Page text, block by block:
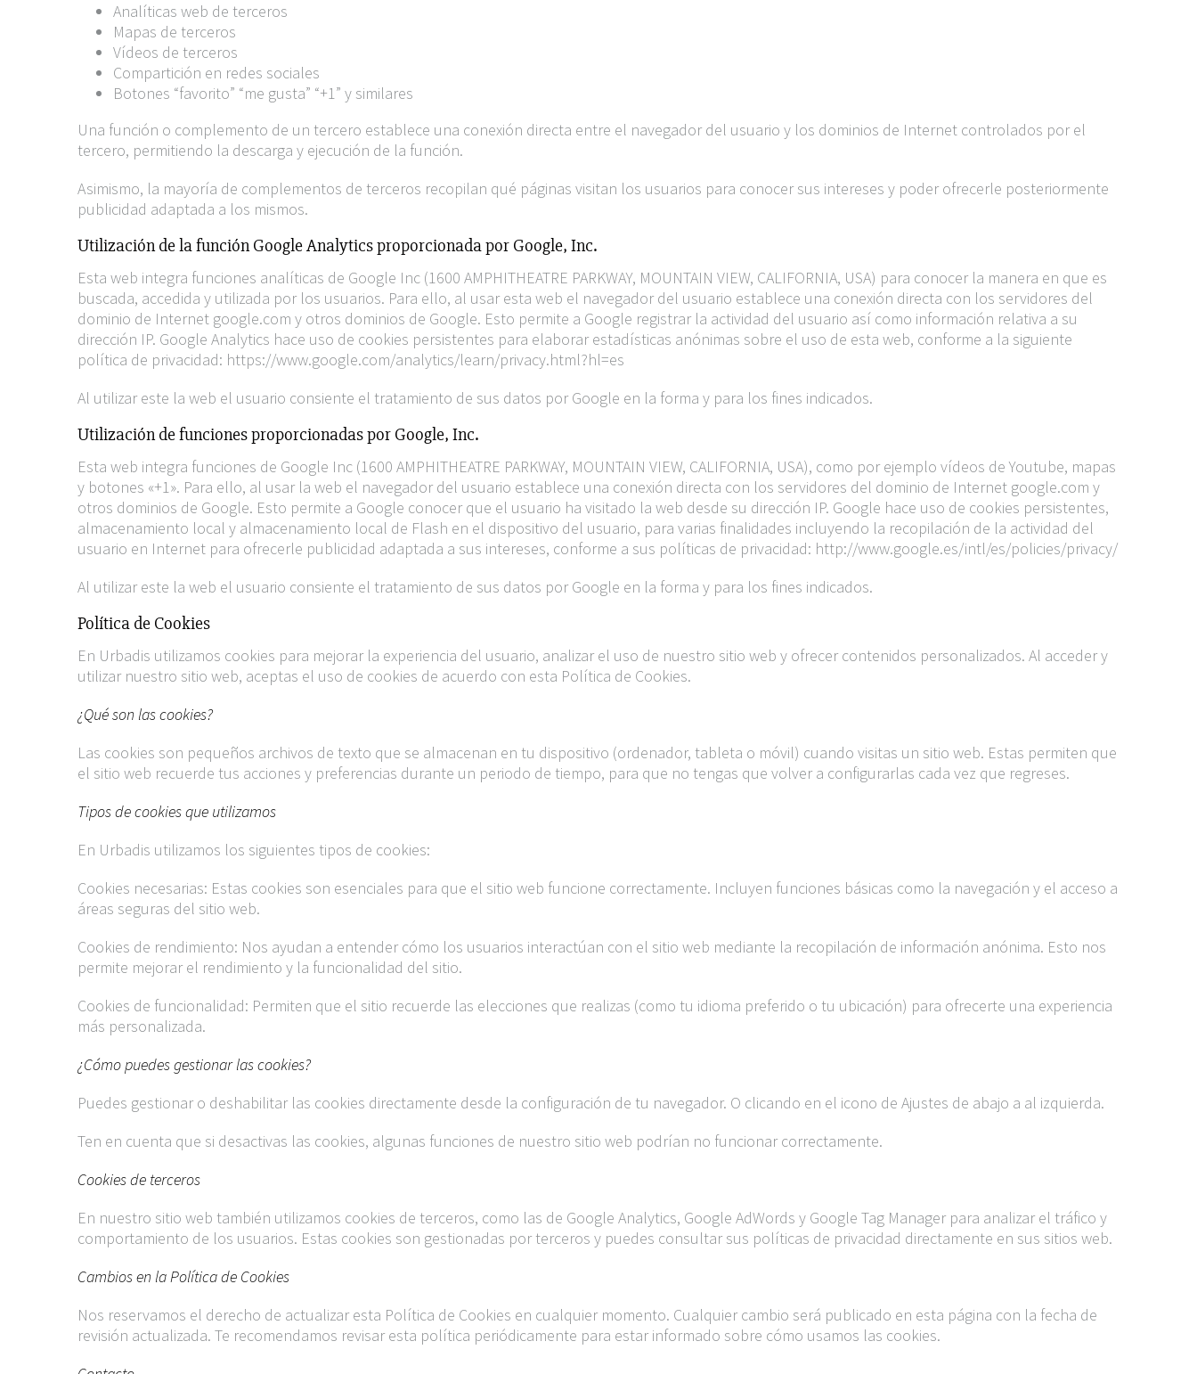
Analíticas web de terceros
Mapas de terceros
Vídeos de terceros
Compartición en redes sociales
Botones “favorito” “me gusta” “+1” y similares
Una función o complemento de un tercero establece una conexión directa entre el navegador del usuario y los dominios de Internet controlados por el
tercero, permitiendo la descarga y ejecución de la función.
Asimismo, la mayoría de complementos de terceros recopilan qué páginas visitan los usuarios para conocer sus intereses y poder ofrecerle posteriormente
publicidad adaptada a los mismos.
Utilización de la función Google Analytics proporcionada por Google, Inc.
Esta web integra funciones analíticas de Google Inc (1600 AMPHITHEATRE PARKWAY, MOUNTAIN VIEW, CALIFORNIA, USA) para conocer la manera en que es
buscada, accedida y utilizada por los usuarios. Para ello, al usar esta web el navegador del usuario establece una conexión directa con los servidores del
dominio de Internet google.com y otros dominios de Google. Esto permite a Google registrar la actividad del usuario así como información relativa a su
dirección IP. Google Analytics hace uso de cookies persistentes para elaborar estadísticas anónimas sobre el uso de esta web, conforme a la siguiente
política de privacidad: https://www.google.com/analytics/learn/privacy.html?hl=es
Al utilizar este la web el usuario consiente el tratamiento de sus datos por Google en la forma y para los fines indicados.
Utilización de funciones proporcionadas por Google, Inc.
Esta web integra funciones de Google Inc (1600 AMPHITHEATRE PARKWAY, MOUNTAIN VIEW, CALIFORNIA, USA), como por ejemplo vídeos de Youtube, mapas
y botones «+1». Para ello, al usar la web el navegador del usuario establece una conexión directa con los servidores del dominio de Internet google.com y
otros dominios de Google. Esto permite a Google conocer que el usuario ha visitado la web desde su dirección IP. Google hace uso de cookies persistentes,
almacenamiento local y almacenamiento local de Flash en el dispositivo del usuario, para varias finalidades incluyendo la recopilación de la actividad del
usuario en Internet para ofrecerle publicidad adaptada a sus intereses, conforme a sus políticas de privacidad: http://www.google.es/intl/es/policies/privacy/
Al utilizar este la web el usuario consiente el tratamiento de sus datos por Google en la forma y para los fines indicados.
Política de Cookies
En Urbadis utilizamos cookies para mejorar la experiencia del usuario, analizar el uso de nuestro sitio web y ofrecer contenidos personalizados. Al acceder y
utilizar nuestro sitio web, aceptas el uso de cookies de acuerdo con esta Política de Cookies.
¿Qué son las cookies?
Las cookies son pequeños archivos de texto que se almacenan en tu dispositivo (ordenador, tableta o móvil) cuando visitas un sitio web. Estas permiten que
el sitio web recuerde tus acciones y preferencias durante un periodo de tiempo, para que no tengas que volver a configurarlas cada vez que regreses.
Tipos de cookies que utilizamos
En Urbadis utilizamos los siguientes tipos de cookies:
Cookies necesarias: Estas cookies son esenciales para que el sitio web funcione correctamente. Incluyen funciones básicas como la navegación y el acceso a
áreas seguras del sitio web.
Cookies de rendimiento: Nos ayudan a entender cómo los usuarios interactúan con el sitio web mediante la recopilación de información anónima. Esto nos
permite mejorar el rendimiento y la funcionalidad del sitio.
Cookies de funcionalidad: Permiten que el sitio recuerde las elecciones que realizas (como tu idioma preferido o tu ubicación) para ofrecerte una experiencia
más personalizada.
¿Cómo puedes gestionar las cookies?
Puedes gestionar o deshabilitar las cookies directamente desde la configuración de tu navegador. O clicando en el icono de Ajustes de abajo a al izquierda.
Ten en cuenta que si desactivas las cookies, algunas funciones de nuestro sitio web podrían no funcionar correctamente.
Cookies de terceros
En nuestro sitio web también utilizamos cookies de terceros, como las de Google Analytics, Google AdWords y Google Tag Manager para analizar el tráfico y
comportamiento de los usuarios. Estas cookies son gestionadas por terceros y puedes consultar sus políticas de privacidad directamente en sus sitios web.
Cambios en la Política de Cookies
Nos reservamos el derecho de actualizar esta Política de Cookies en cualquier momento. Cualquier cambio será publicado en esta página con la fecha de
revisión actualizada. Te recomendamos revisar esta política periódicamente para estar informado sobre cómo usamos las cookies.